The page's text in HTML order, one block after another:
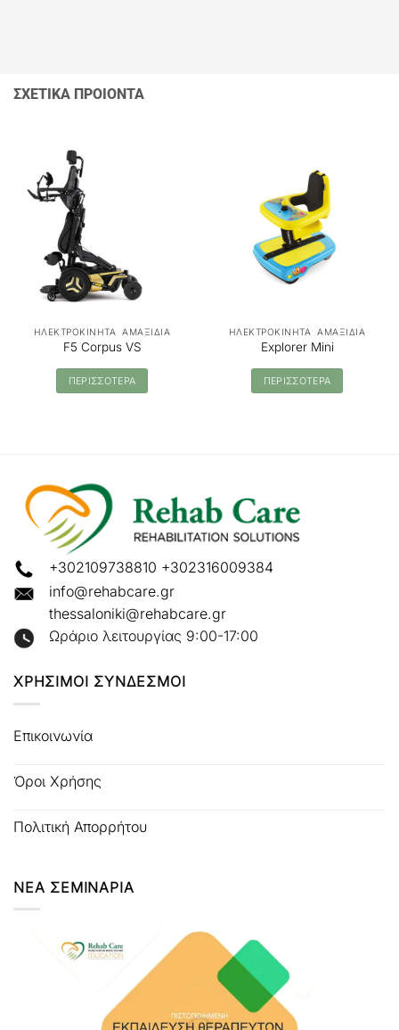
ΣΧΕΤΙΚΑ ΠΡΟΙΟΝΤΑ
ΗΛΕΚΤΡΟΚΙΝΗΤΑ ΑΜΑΞΙΔΙΑ
F5 Corpus VS
ΠΕΡΙΣΣΟΤΕΡΑ
ΗΛΕΚΤΡΟΚΙΝΗΤΑ ΑΜΑΞΙΔΙΑ
Explorer Mini
ΠΕΡΙΣΣΟΤΕΡΑ
+302109738810 +302316009384
info@rehabcare.gr
thessaloniki@rehabcare.gr
Ωράριο λειτουργίας 9:00-17:00
ΧΡΗΣΙΜΟΙ ΣΥΝΔΕΣΜΟΙ
Επικοινωνία
Όροι Χρήσης
Πολιτική Απορρήτου
ΝΕΑ ΣΕΜΙΝΑΡΙΑ